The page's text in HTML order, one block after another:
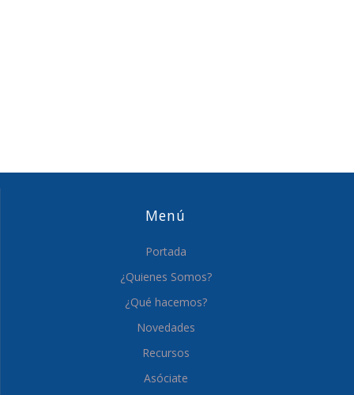
Menú
Portada
¿Quienes Somos?
¿Qué hacemos?
Novedades
Recursos
Asóciate